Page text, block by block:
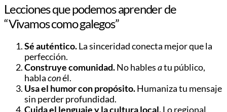
Lecciones que podemos aprender de
“Vivamos como galegos”
Sé auténtico.La sinceridad conecta mejor que la
perfección.
Construye comunidad.No hablesatu público,
hablaconél.
Usa el humor con propósito.Humaniza tu mensaje
sin perder profundidad.
Cuida el lenguaje y la cultura local.Lo regional